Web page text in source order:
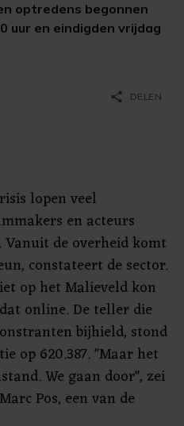
optredens begonnen
uur en eindigden vrijdag
share DELEN
lopen veel
en acteurs
de overheid komt
constateert de sector.
op het Malieveld kon
online. De teller die
bijhield, stond
op 620.387. "Maar het
We gaan door", zei
Pos, een van de